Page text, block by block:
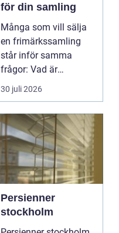
för din samling
Många som vill sälja
en frimärkssamling
står inför samma
frågor: Vad är
samlingen värd? Var
vänder m...
30 juli 2026
Persienner
stockholm